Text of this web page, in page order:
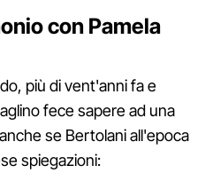
con Pamela
più di vent'anni fa e
fece sapere ad una
se Bertolani all'epoca
spiegazioni: